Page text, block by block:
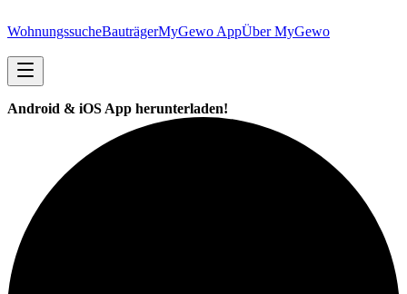
WohnungssucheBauträgerMyGewo AppÜber MyGewo
Android & iOS App herunterladen!